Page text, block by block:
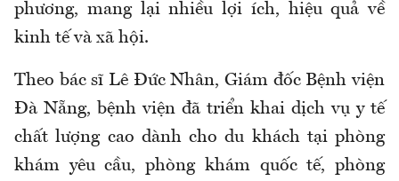
phương, mang lại nhiều lợi ích, hiệu quả về
kinh tế và xã hội.
Theo bác sĩ Lê Đức Nhân, Giám đốc Bệnh viện
Đà Nẵng, bệnh viện đã triển khai dịch vụ y tế
chất lượng cao dành cho du khách tại phòng
khám yêu cầu, phòng khám quốc tế, phòng